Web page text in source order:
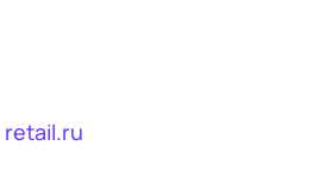
retail.ru